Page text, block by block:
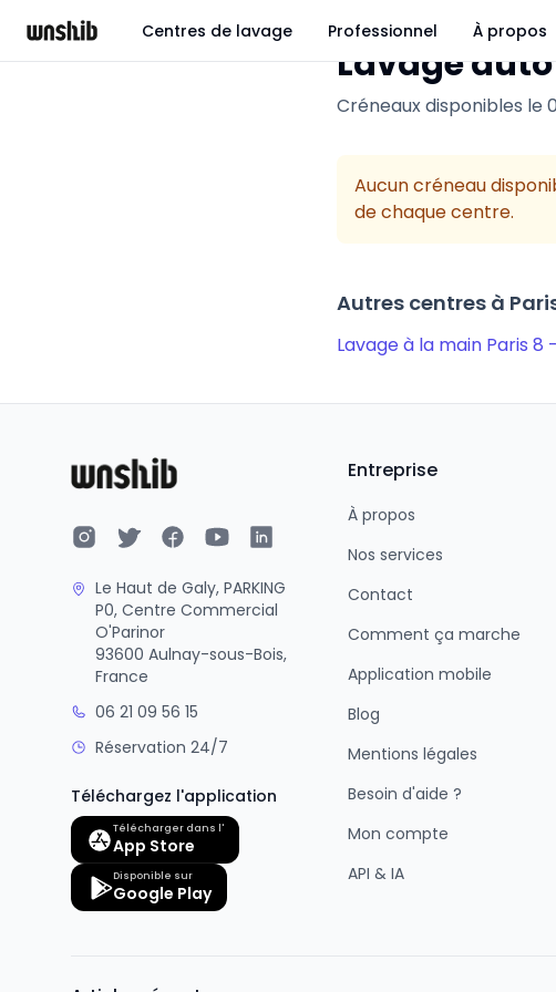
Centres de lavage Professionnel À propos
Lavage
Créneaux disponibles le
Aucun créneau
de chaque centre.
Autres centres à
Lavage à la main Paris
Le Haut de Galy, PARKING
P0, Centre Commercial
O'Parinor
93600 Aulnay-sous-Bois,
France
06 21 09 56 15
Réservation 24/7
Téléchargez l'application
Télécharger dans l'
App Store
Disponible sur
Google Play
Entreprise
À propos
Nos services
Contact
Comment ça marche
Application mobile
Blog
Mentions légales
Besoin d'aide ?
Mon compte
API & IA